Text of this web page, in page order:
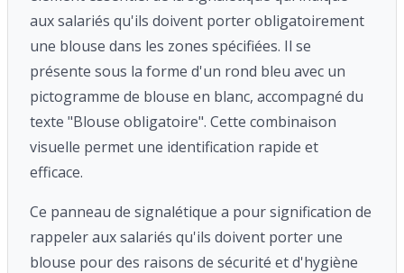
aux salariés qu'ils doivent porter obligatoirement
une blouse dans les zones spécifiées. Il se
présente sous la forme d'un rond bleu avec un
pictogramme de blouse en blanc, accompagné du
texte "Blouse obligatoire". Cette combinaison
visuelle permet une identification rapide et
efficace.
Ce panneau de signalétique a pour signification de
rappeler aux salariés qu'ils doivent porter une
blouse pour des raisons de sécurité et d'hygiène